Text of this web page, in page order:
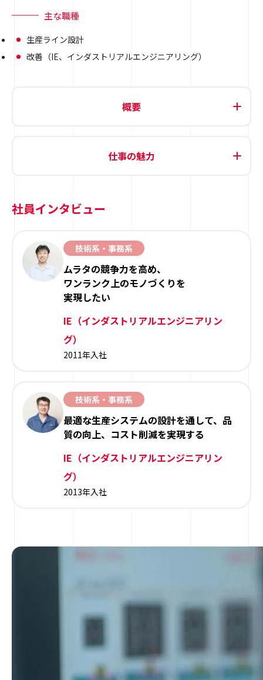
主な職種
生産ライン設計
改善（IE、インダストリアルエンジニアリング）
概要
仕事の魅力
社員インタビュー
技術系・事務系
ムラタの競争力を高め、
ワンランク上のモノづくりを
実現したい
IE（インダストリアルエンジニアリン
グ）
2011年入社
技術系・事務系
最適な生産システムの設計を通して、品
質の向上、コスト削減を実現する
IE（インダストリアルエンジニアリン
グ）
2013年入社